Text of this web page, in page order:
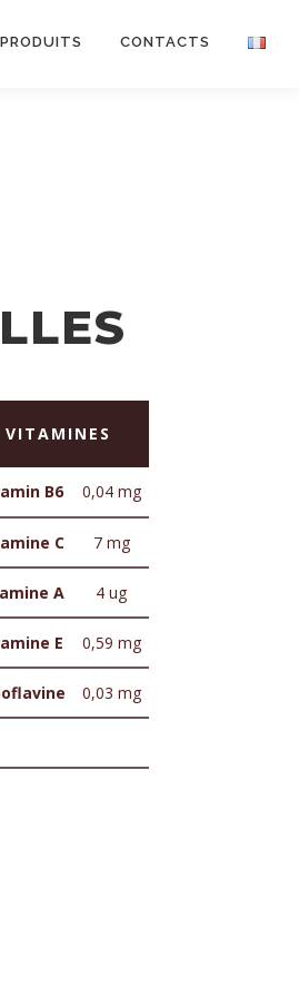
CONTACTS
VITAMINES
B6 0,04 mg
C 7 mg
A 4 ug
E 0,59 mg
0,03 mg